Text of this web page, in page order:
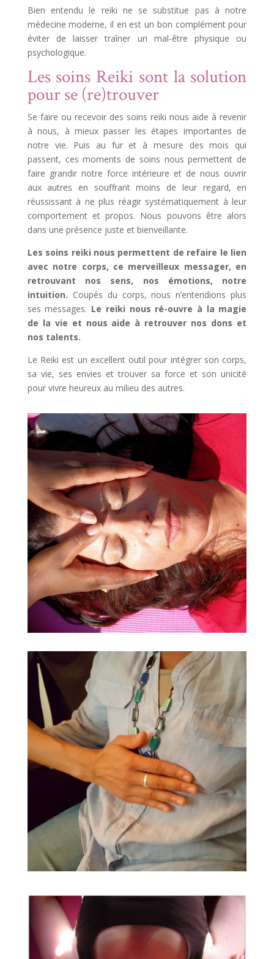
Bien entendu le reiki ne se substitue pas à notre
médecine moderne, il en est un bon complément pour
éviter de laisser traîner un mal-être physique ou
psychologique.
Les soins Reiki sont la solution
pour se (re)trouver
Se faire ou recevoir des soins reiki nous aide à revenir
à nous, à mieux passer les étapes importantes de
notre vie. Puis au fur et à mesure des mois qui
passent, ces moments de soins nous permettent de
faire grandir notre force intérieure et de nous ouvrir
aux autres en souffrant moins de leur regard, en
réussissant à ne plus réagir systématiquement à leur
comportement et propos. Nous pouvons être alors
dans une présence juste et bienveillante.
Les soins reiki nous permettent de refaire le lien
avec notre corps, ce merveilleux messager, en
retrouvant nos sens, nos émotions, notre
intuition. Coupés du corps, nous n’entendions plus
ses messages. Le reiki nous ré-ouvre à la magie
de la vie et nous aide à retrouver nos dons et
nos talents.
Le Reiki est un excellent outil pour intégrer son corps,
sa vie, ses envies et trouver sa force et son unicité
pour vivre heureux au milieu des autres.